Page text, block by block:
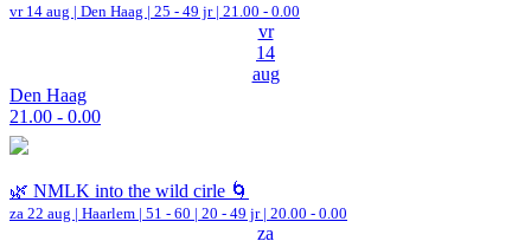
vr 14 aug | Den Haag | 25 - 49 jr | 21.00 - 0.00
vr
14
aug
Den Haag
21.00 - 0.00
🌿 NMLK into the wild cirle 🌀
za 22 aug | Haarlem | 51 - 60 | 20 - 49 jr | 20.00 - 0.00
za